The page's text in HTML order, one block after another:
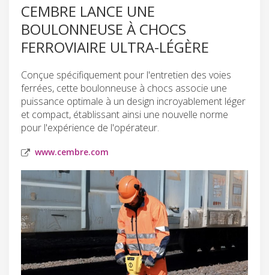
CEMBRE LANCE UNE
BOULONNEUSE À CHOCS
FERROVIAIRE ULTRA-LÉGÈRE
Conçue spécifiquement pour l'entretien des voies
ferrées, cette boulonneuse à chocs associe une
puissance optimale à un design incroyablement léger
et compact, établissant ainsi une nouvelle norme
pour l'expérience de l'opérateur.
www.cembre.com